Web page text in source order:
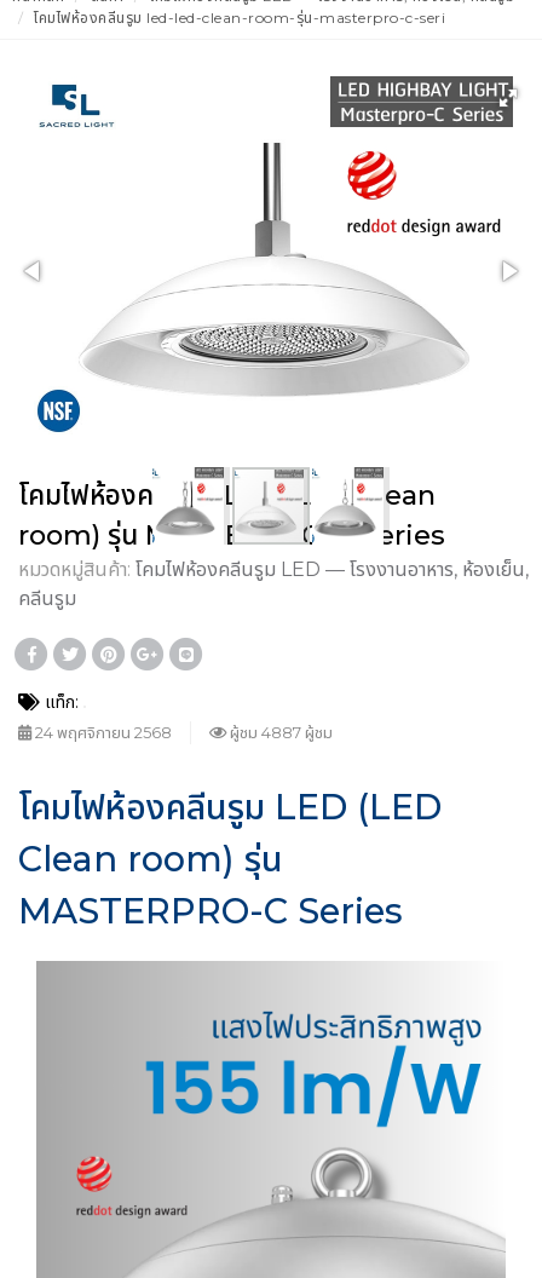
โคมไฟห้องคลีนรูม led-led-clean-room-รุ่น-masterpro-c-seri
โคมไฟห้องคลีนรูม LED (LED Clean
room) รุ่น MASTERPRO-C Series
หมวดหมู่สินค้า: โคมไฟห้องคลีนรูม LED — โรงงานอาหาร, ห้องเย็น,
คลีนรูม
แท็ก:
24 พฤศจิกายน 2568 ผู้ชม 4887 ผู้ชม
โคมไฟห้องคลีนรูม LED (LED
Clean room) รุ่น
MASTERPRO-C Series